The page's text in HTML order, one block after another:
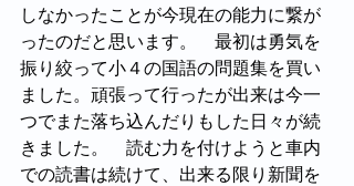
しなかったことが今現在の能力に繋が
ったのだと思います。　最初は勇気を
振り絞って小４の国語の問題集を買い
ました。頑張って行ったが出来は今一
つでまた落ち込んだりもした日々が続
きました。　読む力を付けようと車内
での読書は続けて、出来る限り新聞を